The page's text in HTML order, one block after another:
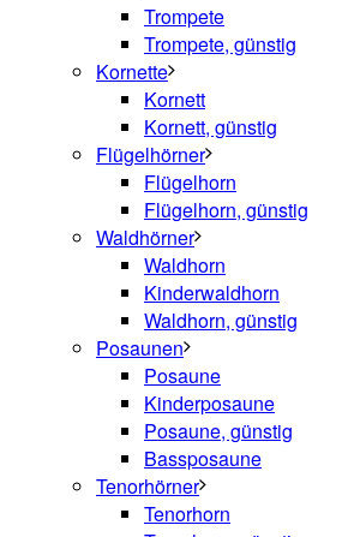
Trompete
Trompete, günstig
Kornette
Kornett
Kornett, günstig
Flügelhörner
Flügelhorn
Flügelhorn, günstig
Waldhörner
Waldhorn
Kinderwaldhorn
Waldhorn, günstig
Posaunen
Posaune
Kinderposaune
Posaune, günstig
Bassposaune
Tenorhörner
Tenorhorn